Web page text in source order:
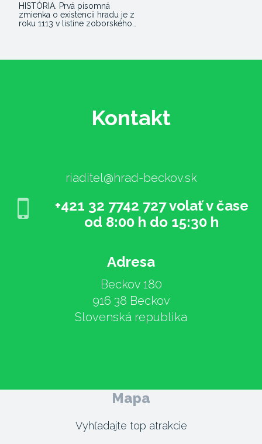
HISTÓRIA. Prvá písomná
zmienka o existencii hradu je z
roku 1113 v listine zoborského…
Kontakt
riaditel@hrad-beckov.sk
+421 32 7742 727 volať v čase
od 8:00 h do 15:30 h
Adresa
Beckov 180
916 38 Beckov
Slovenská republika
Mapa
Vyhľadajte top atrakcie